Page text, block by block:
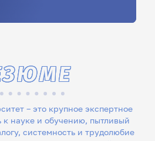
– это крупное экспертное
науке и обучению, пытливый